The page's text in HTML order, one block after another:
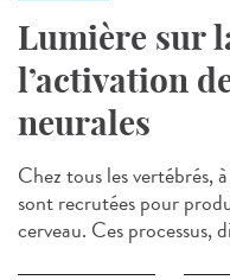
Lumière sur
l’activation
neurales
Chez tous les vertébrés,
sont recrutées pour
cerveau. Ces processus,